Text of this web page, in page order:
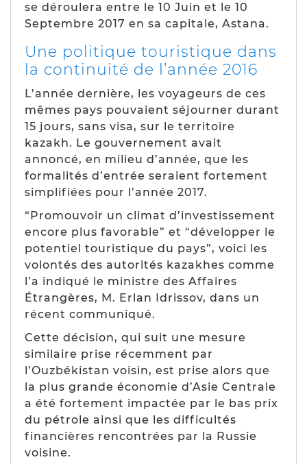
se déroulera entre le 10 Juin et le 10
Septembre 2017 en sa capitale, Astana.
Une politique touristique dans
la continuité de l’année 2016
L’année dernière, les voyageurs de ces
mêmes pays pouvaient séjourner durant
15 jours, sans visa, sur le territoire
kazakh. Le gouvernement avait
annoncé, en milieu d’année, que les
formalités d’entrée seraient fortement
simplifiées pour l’année 2017.
“Promouvoir un climat d’investissement
encore plus favorable” et “développer le
potentiel touristique du pays”, voici les
volontés des autorités kazakhes comme
l’a indiqué le ministre des Affaires
Étrangères, M. Erlan Idrissov, dans un
récent communiqué.
Cette décision, qui suit une mesure
similaire prise récemment par
l’Ouzbékistan voisin, est prise alors que
la plus grande économie d’Asie Centrale
a été fortement impactée par le bas prix
du pétrole ainsi que les difficultés
financières rencontrées par la Russie
voisine.